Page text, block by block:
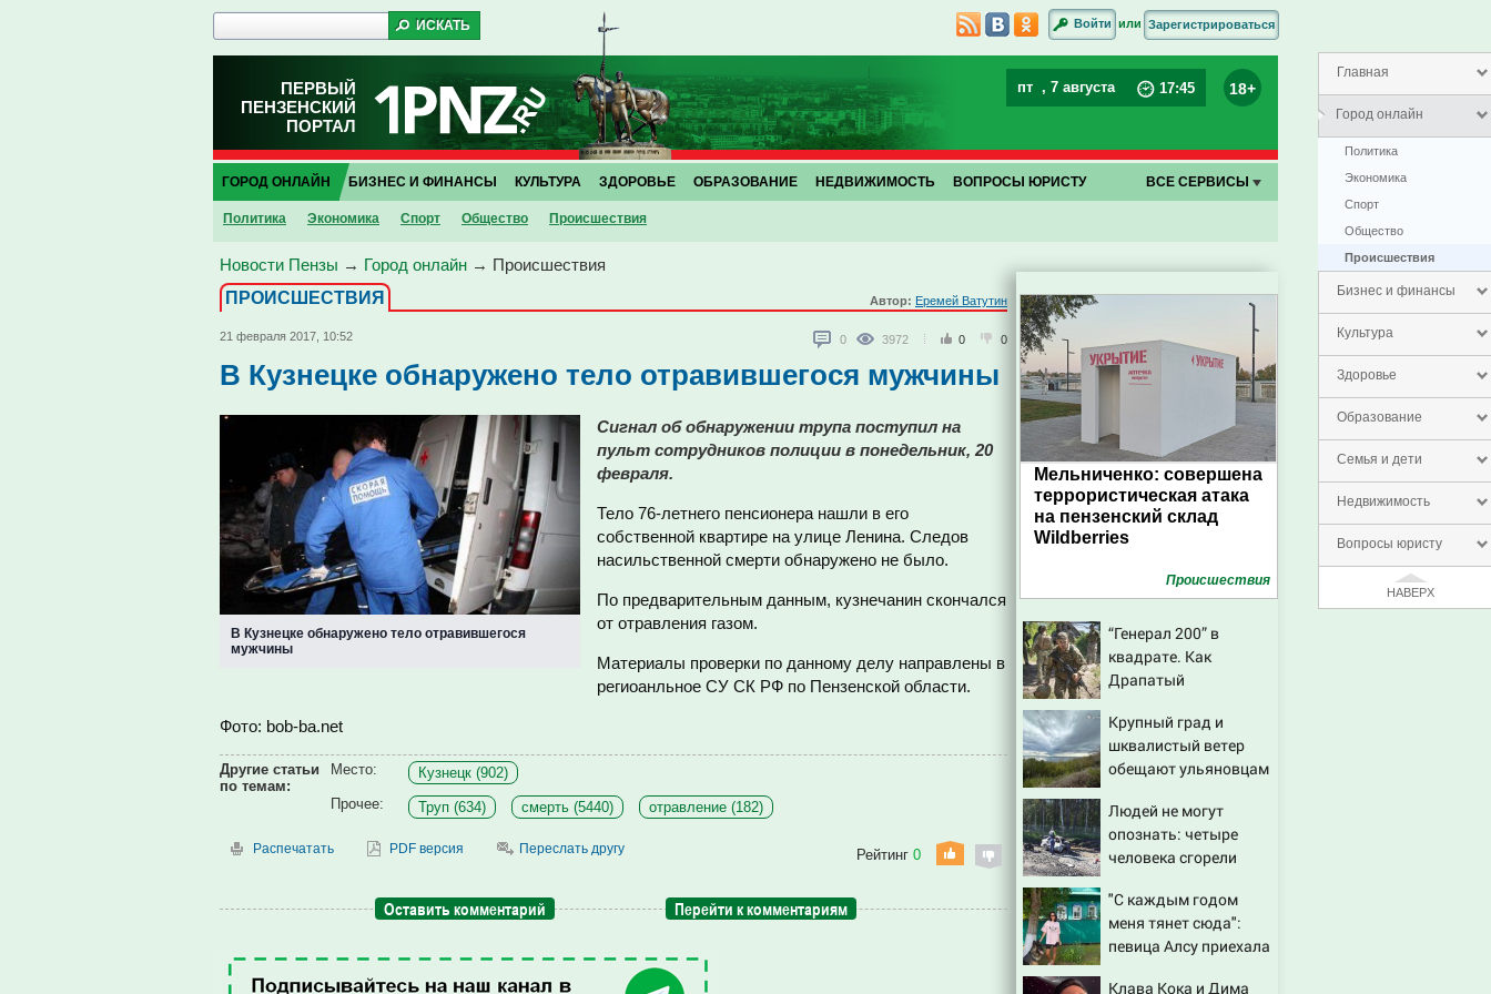
Главная
Город онлайн
Политика
Экономика
Спорт
Общество
Проиcшествия
Бизнес и финансы
Культура
Здоровье
Образование
Семья и дети
Недвижимость
Вопросы юристу
НАВЕРХ
Войти или Зарегистрироваться
ПЕРВЫЙ
ПЕНЗЕНСКИЙ
ПОРТАЛ
пт , 7 августа 17:45 18+
ГОРОД ОНЛАЙН
Политика Экономика Спорт Общество Проиcшествия
БИЗНЕС И ФИНАНСЫ КУЛЬТУРА ЗДОРОВЬЕ ОБРАЗОВАНИЕ НЕДВИЖИМОСТЬ ВОПРОСЫ ЮРИСТУ ВСЕ СЕРВИСЫ
Новости Пензы → Город онлайн → Проиcшествия
ПРОИCШЕСТВИЯ
Автор: Еремей Ватутин
21 февраля 2017, 10:52 0 3972 0 0
В Кузнецке обнаружено тело отравившегося мужчины
В Кузнецке обнаружено тело отравившегося
мужчины
Сигнал об обнаружении трупа поступил на
пульт сотрудников полиции в понедельник, 20
февраля.
Тело 76-летнего пенсионера нашли в его
собственной квартире на улице Ленина. Следов
насильственной смерти обнаружено не было.
По предварительным данным, кузнечанин скончался
от отравления газом.
Материалы проверки по данному делу направлены в
региоанльное СУ СК РФ по Пензенской области.
Фото: bob-ba.net
Другие статьи
по темам:
Место:
Кузнецк (902)
Прочее:
Труп (634) смерть (5440) отравление (182)
Распечатать PDF версия Переслать другу Рейтинг 0
Оставить комментарий Перейти к комментариям
Мельниченко: совершена
террористическая атака
на пензенский склад
Wildberries
Проиcшествия
“Генерал 200” в
квадрате. Как
Драпатый
Крупный град и
шквалистый ветер
обещают ульяновцам
Людей не могут
опознать: четыре
человека сгорели
ДТП на трассе
07/08/2026 – Новости
"С каждым годом
меня тянет сюда":
певица Алсу приехала
Клава Кока и Дима